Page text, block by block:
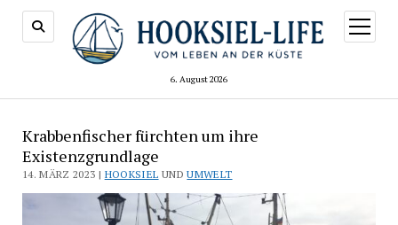
6. August 2026
Menü
öffnen
Krabbenfischer fürchten um ihre
Existenzgrundlage
14. MÄRZ 2023 | HOOKSIEL UNDUMWELT